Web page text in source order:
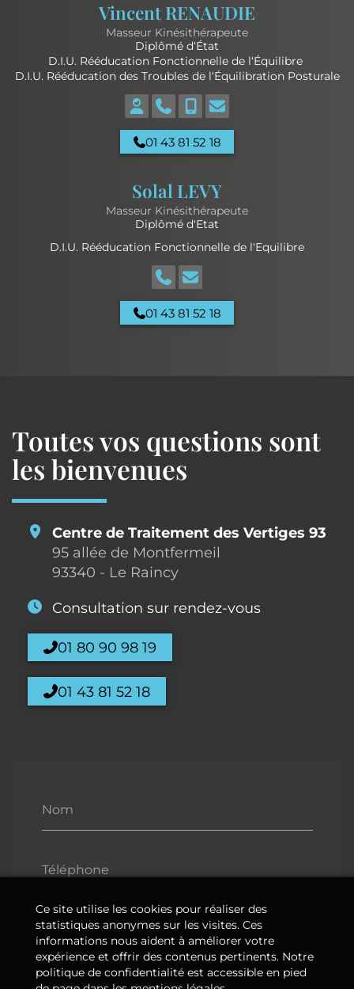
Vincent RENAUDIE
Masseur Kinésithérapeute
Diplômé d‘État
D.I.U. Rééducation Fonctionnelle de l‘Équilibre
D.I.U. Rééducation des Troubles de l‘Équilibration Posturale
01 43 81 52 18
Solal LEVY
Masseur Kinésithérapeute
Diplômé d'Etat
D.I.U. Rééducation Fonctionnelle de l'Equilibre
01 43 81 52 18
Toutes vos questions sont
les bienvenues
Nom
Téléphone
E-Mail
Centre de Traitement des Vertiges 93
95 allée de Montfermeil
93340 - Le Raincy
Consultation sur rendez-vous
01 80 90 98 19
01 43 81 52 18
Ce site utilise les cookies pour réaliser des
statistiques anonymes sur les visites. Ces
informations nous aident à améliorer votre
expérience et offrir des contenus pertinents. Notre
politique de confidentialité est accessible en pied